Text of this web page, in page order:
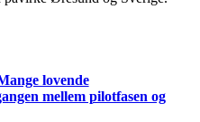
lovende
mellem pilotfasen og